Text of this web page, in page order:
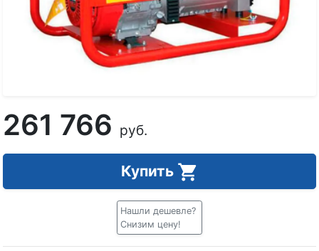
261 766 руб.
Купить
Нашли дешевле?
Снизим цену!